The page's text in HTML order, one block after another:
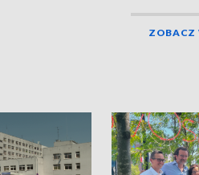
ZOBACZ